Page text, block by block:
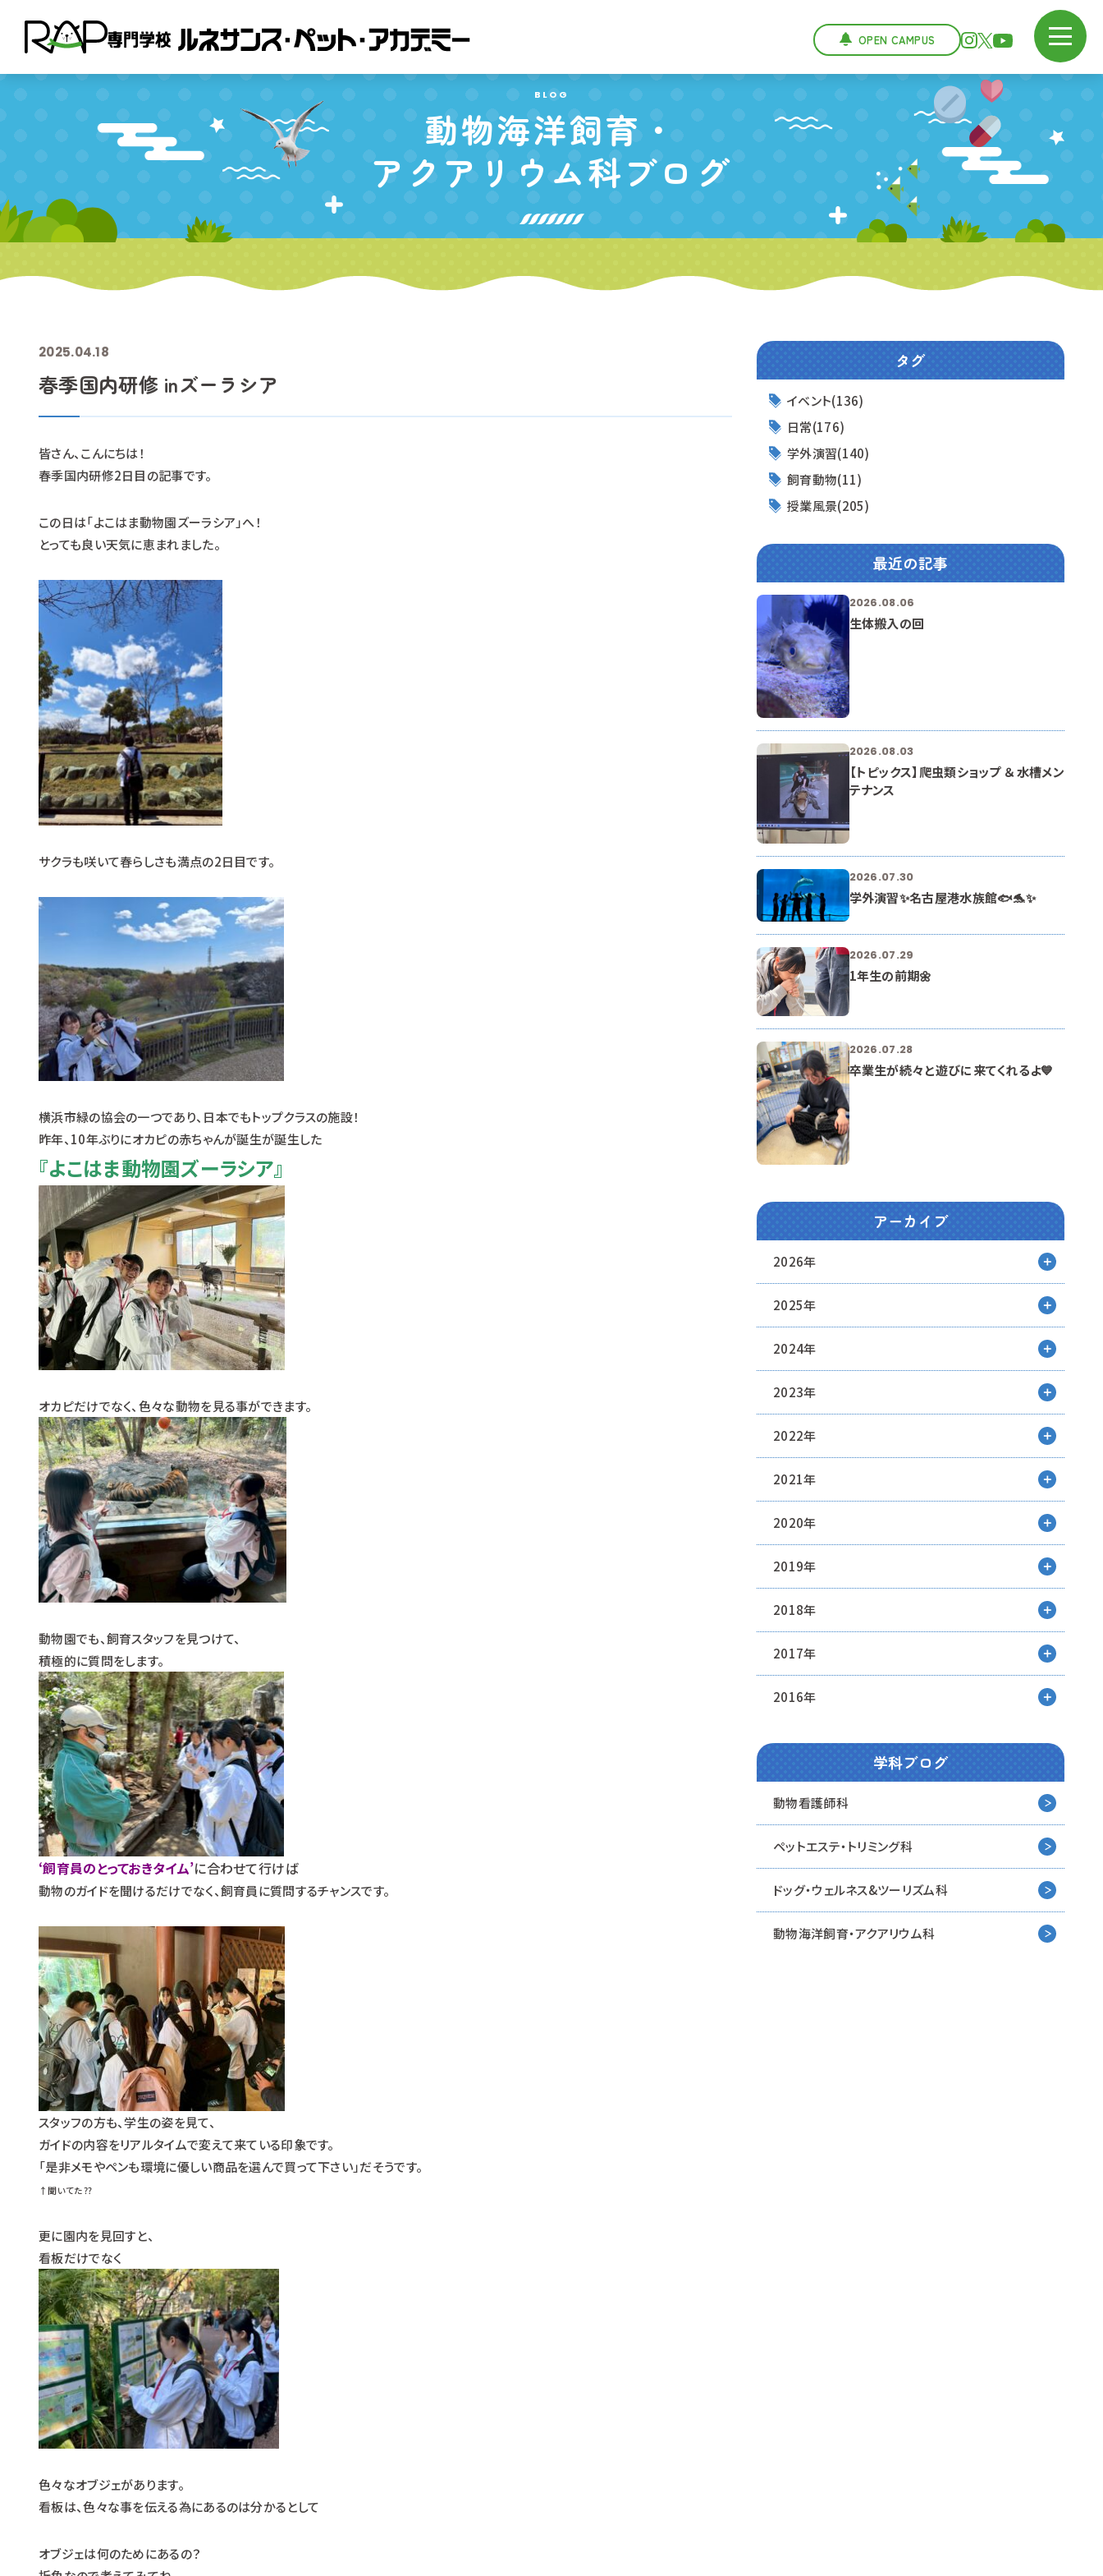
OPEN CAMPUS
BLOG
動物海洋飼育・
アクアリウム科ブログ
2025.04.18
春季国内研修 inズーラシア
皆さん、こんにちは！
春季国内研修2日目の記事です。
この日は「よこはま動物園ズーラシア」へ！
とっても良い天気に恵まれました。
サクラも咲いて春らしさも満点の2日目です。
横浜市緑の協会の一つであり、日本でもトップクラスの施設！
昨年、10年ぶりにオカピの赤ちゃんが誕生が誕生した
『よこはま動物園ズーラシア』
オカピだけでなく、色々な動物を見る事ができます。
動物園でも、飼育スタッフを見つけて、
積極的に質問をします。
‘飼育員のとっておきタイム’に合わせて行けば
動物のガイドを聞けるだけでなく、飼育員に質問するチャンスです。
スタッフの方も、学生の姿を見て、
ガイドの内容をリアルタイムで変えて来ている印象です。
「是非メモやペンも環境に優しい商品を選んで買って下さい」だそうです。
↑聞いてた⁇
更に園内を見回すと、
看板だけでなく
色々なオブジェがあります。
看板は、色々な事を伝える為にあるのは分かるとして
オブジェは何のためにあるの？
タグ
イベント(136)
日常(176)
学外演習(140)
飼育動物(11)
授業風景(205)
最近の記事
2026.08.06
生体搬入の回
2026.08.03
【トピックス】爬虫類ショップ ＆ 水槽メン
テナンス
2026.07.30
学外演習✨名古屋港水族館🐟🐬✨
2026.07.29
1年生の前期🌼
2026.07.28
卒業生が続々と遊びに来てくれるよ💙
アーカイブ
2026年
2025年
2024年
2023年
2022年
2021年
2020年
2019年
2018年
2017年
2016年
学科ブログ
動物看護師科
ペットエステ・トリミング科
ドッグ・ウェルネス&ツーリズム科
動物海洋飼育・アクアリウム科